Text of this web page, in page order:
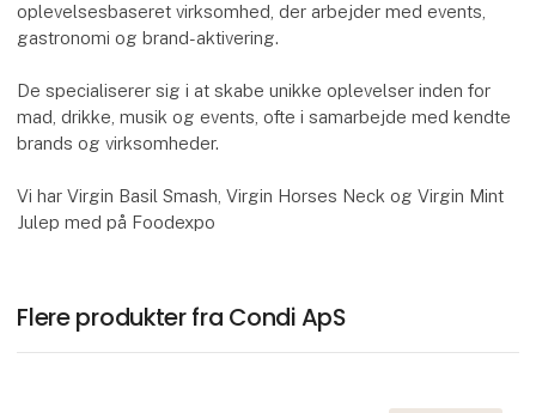
oplevelsesbaseret virksomhed, der arbejder med events,
gastronomi og brand-aktivering.
De specialiserer sig i at skabe unikke oplevelser inden for
mad, drikke, musik og events, ofte i samarbejde med kendte
brands og virksomheder.
Vi har Virgin Basil Smash, Virgin Horses Neck og Virgin Mint
Julep med på Foodexpo
Flere produkter fra Condi ApS